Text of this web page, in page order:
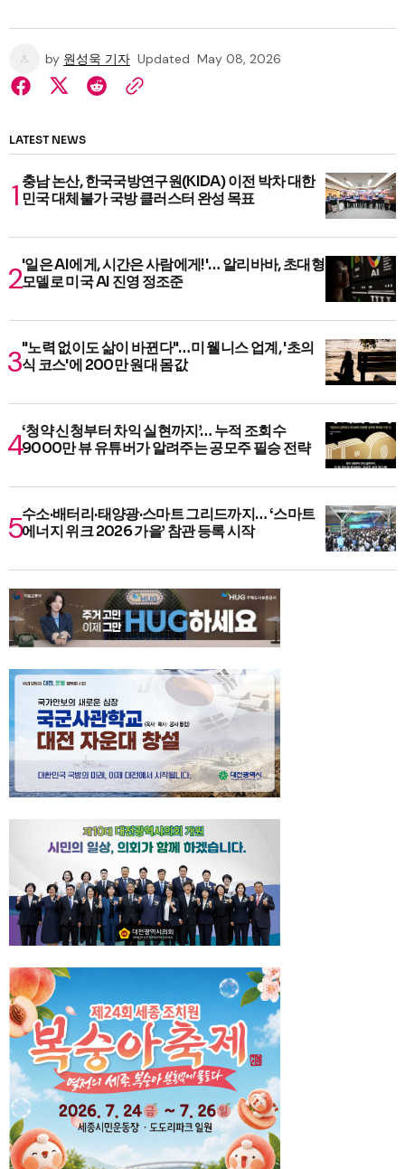
by 원성욱 기자 Updated May 08, 2026
LATEST NEWS
충남 논산, 한국국방연구원(KIDA) 이전 박차 대한
민국 대체불가 국방 클러스터 완성 목표
'일은 AI에게, 시간은 사람에게!'… 알리바바, 초대형
모델로 미국 AI 진영 정조준
"노력 없이도 삶이 바뀐다"…미 웰니스 업계, '초의
식 코스'에 200만 원대 몸값
‘청약 신청부터 차익 실현까지’… 누적 조회수
9000만 뷰 유튜버가 알려주는 공모주 필승 전략
수소·배터리·태양광·스마트 그리드까지… ‘스마트
에너지 위크 2026 가을’ 참관 등록 시작